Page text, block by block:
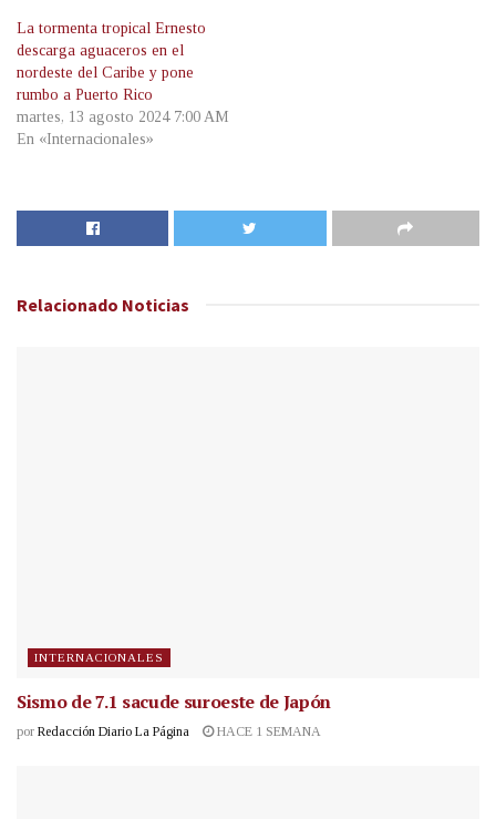
La tormenta tropical Ernesto
descarga aguaceros en el
nordeste del Caribe y pone
rumbo a Puerto Rico
martes, 13 agosto 2024 7:00 AM
En «Internacionales»
Relacionado Noticias
INTERNACIONALES
Sismo de 7.1 sacude suroeste de Japón
por Redacción Diario La Página HACE 1 SEMANA